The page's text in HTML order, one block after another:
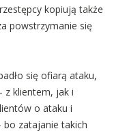
kopiują także
powstrzymanie się
się ofiarą ataku,
z klientem, jak i
o ataku i
bo zatajanie takich